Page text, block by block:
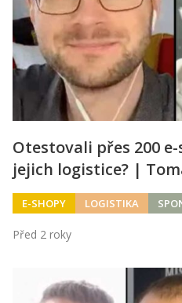
Otestovali přes 200
jejich logistice? |
E-SHOPY LOGISTIKA
Před 2 roky